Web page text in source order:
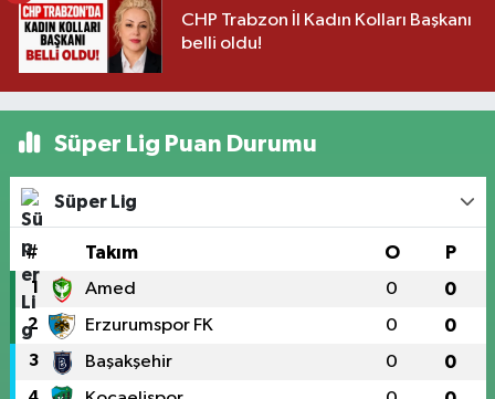
CHP Trabzon İl Kadın Kolları Başkanı
belli oldu!
Süper Lig Puan Durumu
Süper Lig
# Takım O P
1 Amed 0 0
2 Erzurumspor FK 0 0
3 Başakşehir 0 0